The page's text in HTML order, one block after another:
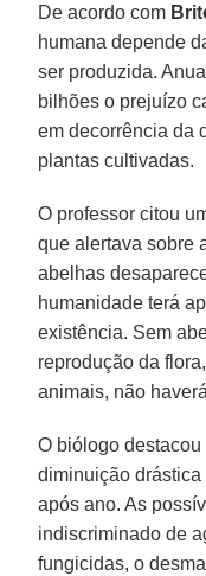
De acordo com
humana depende
ser produzida.
bilhões o prejuízo
em decorrência da
plantas cultivadas.
O professor citou
que alertava sobre
abelhas
humanidade terá
existência. Sem
reprodução da
animais, não
O biólogo
diminuição drástica
após ano. As
indiscriminado de
fungicidas, o